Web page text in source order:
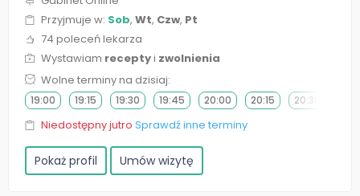
Przyjmuje w: Sob, Wt, Czw, Pt
74 poleceń lekarza
Wystawiam receptyi zwolnienia
Wolne terminy na dzisiaj:
19:00 19:15 19:30 19:45 20:00 20:15 20:30
Niedostępny jutro Sprawdź inne terminy
Pokaż profil Umów wizytę